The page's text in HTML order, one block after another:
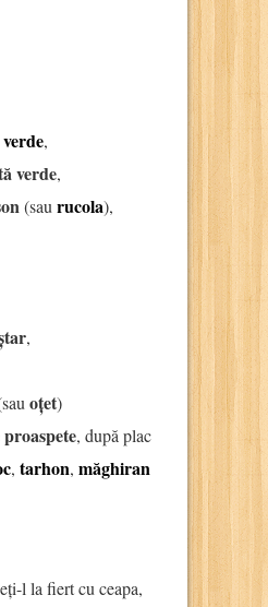
,
verde,
(sau rucola),
,
oțet)
, după plac
, tarhon, măghiran
l la fiert cu ceapa,